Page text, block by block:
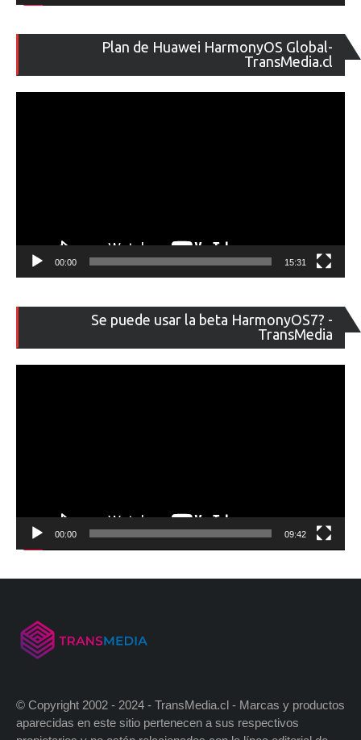
Plan de Huawei HarmonyOS Global-
TransMedia.cl
de
00:00 15:31
Se puede usar la beta HarmonyOS7? -
TransMedia
de
00:00 09:42
© Copyright 2002 - 2024 - TransMedia.cl - Marcas y productos
aparecidas en este sitio pertenecen a sus respectivos